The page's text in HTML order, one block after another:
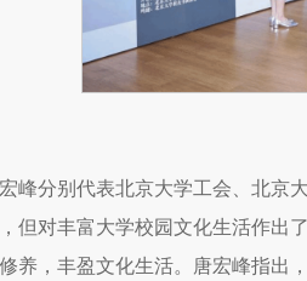
峰分别代表北京大学工会、北京
但对丰富大学校园文化生活作出
养，丰盈文化生活。唐宏峰指出